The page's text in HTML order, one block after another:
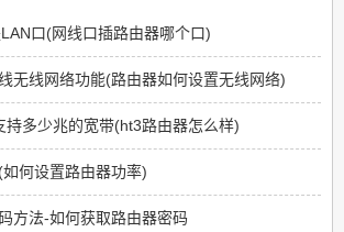
口(网线口插路由器哪个口)
无线网络功能(路由器如何设置无线网络)
持多少兆的宽带(ht3路由器怎么样)
何设置路由器功率)
方法-如何获取路由器密码